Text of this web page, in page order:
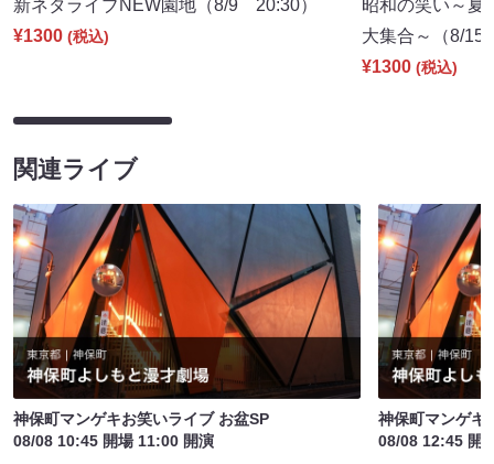
新ネタライブNEW園地（8/9 20:30）
¥1300 (税込)
昭和の笑い～夏
大集合～（8/
¥1300 (税込)
関連ライブ
神保町マンゲキお笑いライブ お盆SP
08/08 10:45 開場 11:00 開演
神保町マンゲキ
08/08 12:45 開